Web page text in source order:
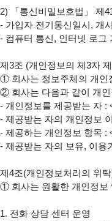
2) 「통신비밀보호법」 제
- 가입자 전기통신일시, 개
- 컴퓨터 통신, 인터넷 로그
제3조 (개인정보의 제3자
① 회사는 정보주체의 개인
② 회사는 다음과 같이 개
- 개인정보를 제공받는 자 :
- 제공받는 자의 개인정보
- 제공하는 개인정보 항목 :
- 제공받는 자의 보유, 이용
제4조(개인정보처리의 위
① 회사는 원활한 개인정보
1. 전화 상담 센터 운영